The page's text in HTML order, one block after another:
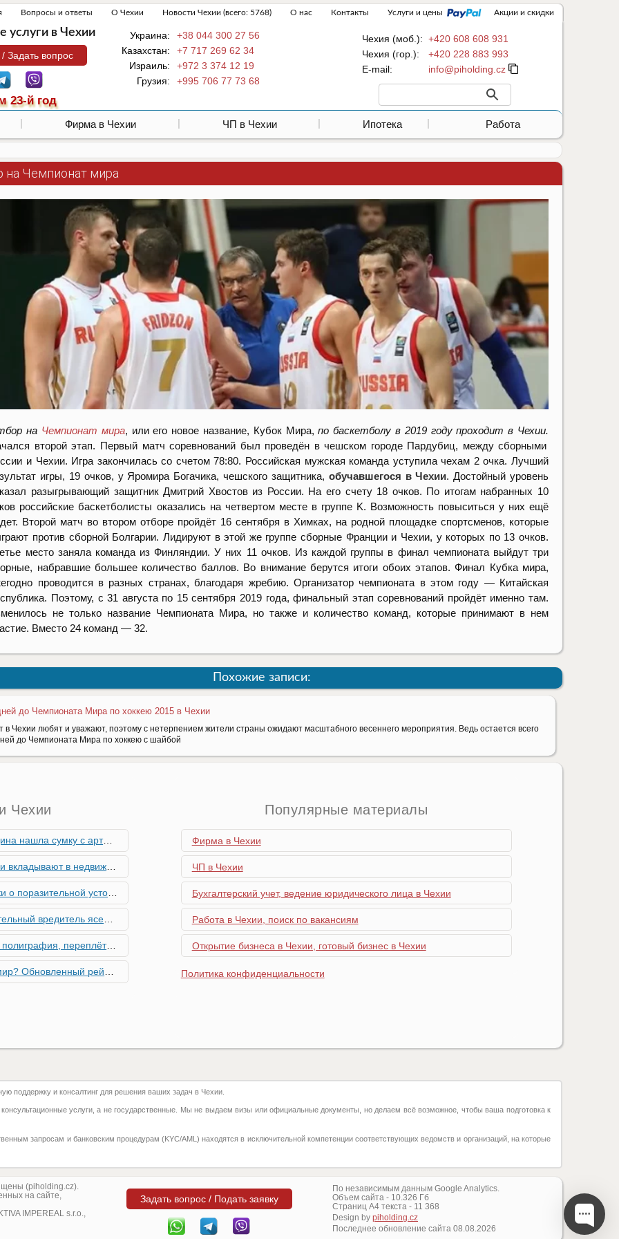
Вопросы и ответы О Чехии Новости Чехии (всего: 5768) О нас Контакты Услуги и цены Акции и скидки
Задать вопрос
23-й год
услуги в Чехии Чехия (моб.): +420 608 608 931
Чехия (гор.):
+420 228 883 993
Е-mail:
Украина:
+38 044 300 27 56
Казахстан:
+7 717 269 62 34
Израиль:
+972 3 374 12 19
Грузия:
+995 706 77 73 68
Фирма в Чехии ЧП в Чехии Ипотека Работа
на Чемпионат мира
на Чемпионат мира, или его новое название, Кубок Мира,по баскетболу в 2019 году проходит в Чехии.
второй этап. Первый матч соревнований был проведён в чешском городе Пардубиц, между сборными
и Чехии. Игра закончилась со счетом 78:80. Российская мужская команда уступила чехам 2 очка. Лучший
игры, 19 очков, у Яромира Богачика, чешского защитника, обучавшегося в Чехии. Достойный уровень
разыгрывающий защитник Дмитрий Хвостов из России. На его счету 18 очков. По итогам набранных 10
российские баскетболисты оказались на четвертом месте в группе K. Возможность повыситься у них ещё
Второй матч во втором отборе пройдёт 16 сентября в Химках, на родной площадке спортсменов, которые
против сборной Болгарии. Лидируют в этой же группе сборные Франции и Чехии, у которых по 13 очков.
место заняла команда из Финляндии. У них 11 очков. Из каждой группы в финал чемпионата выйдут три
набравшие большее количество баллов. Во внимание берутся итоги обоих этапов. Финал Кубка мира,
проводится в разных странах, благодаря жребию. Организатор чемпионата в этом году — Китайская
Поэтому, с 31 августа по 15 сентября 2019 года, финальный этап соревнований пройдёт именно там.
не только название Чемпионата Мира, но также и количество команд, которые принимают в нем
Вместо 24 команд — 32.
Похожие записи:
до Чемпионата Мира по хоккею 2015 в Чехии
в Чехии любят и уважают, поэтому с нетерпением жители страны ожидают масштабного весеннего мероприятия. Ведь остается всего
до Чемпионата Мира по хоккею с шайбой
Чехии
снарядами, остановив движение поездов
и почему меняются их предпочтения?
устойчивости экономики Чехии
к Чехии, необходима бдительность граждан
работы в Чехии - простая лицензия №14
глобальной мобильности 2026 года
Семей с Детьми через Пособия по Уходу
фуникулере
миллионы туристов?
крупной суммой денег нашла своего владельца
диким животным – как помочь?
Популярные материалы
Фирма в Чехии
ЧП в Чехии
Бухгалтерский учет, ведение юридического лица в Чехии
Работа в Чехии, поиск по вакансиям
Открытие бизнеса в Чехии, готовый бизнес в Чехии
Политика конфиденциальности
поддержку и консалтинг для решения ваших задач в Чехии.
услуги, а не государственные. Мы не выдаем визы или официальные документы, но делаем всё возможное, чтобы ваша подготовка к
запросам и банковским процедурам (KYC/AML) находятся в исключительной компетенции соответствующих ведомств и организаций, на которые
(piholding.cz).
на сайте,
IMPEREAL s.r.o.,
Задать вопрос / Подать заявку
По независимым данным Google Analytics.
Объем сайта - 10.326 Гб
Страниц А4 текста - 11 368
Design by piholding.cz
Последнее обновление сайта 08.08.2026